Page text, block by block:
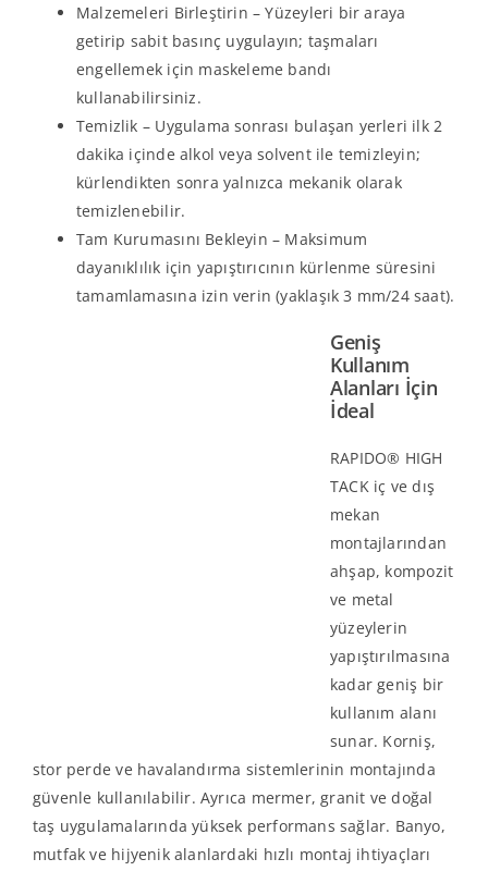
Malzemeleri Birleştirin – Yüzeyleri bir araya
getirip sabit basınç uygulayın; taşmaları
engellemek için maskeleme bandı
kullanabilirsiniz.
Temizlik – Uygulama sonrası bulaşan yerleri ilk 2
dakika içinde alkol veya solvent ile temizleyin;
kürlendikten sonra yalnızca mekanik olarak
temizlenebilir.
Tam Kurumasını Bekleyin – Maksimum
dayanıklılık için yapıştırıcının kürlenme süresini
tamamlamasına izin verin (yaklaşık 3 mm/24 saat).
Geniş
Kullanım
Alanları İçin
İdeal
RAPIDO® HIGH
TACK iç ve dış
mekan
montajlarından
ahşap, kompozit
ve metal
yüzeylerin
yapıştırılmasına
kadar geniş bir
kullanım alanı
sunar. Korniş,
stor perde ve havalandırma sistemlerinin montajında
güvenle kullanılabilir. Ayrıca mermer, granit ve doğal
taş uygulamalarında yüksek performans sağlar. Banyo,
mutfak ve hijyenik alanlardaki hızlı montaj ihtiyaçları